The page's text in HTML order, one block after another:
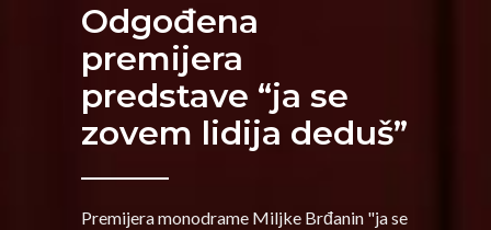
Odgođena
premijera
predstave “ja se
zovem lidija deduš”
Premijera monodrame Miljke Brđanin "ja se